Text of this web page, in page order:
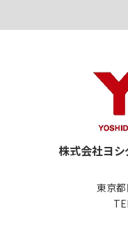
株式会社ヨシ
東京